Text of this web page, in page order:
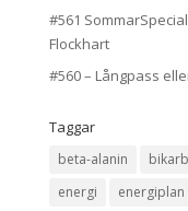
#561
Flockhart
#560 – Långpass
Taggar
beta-alanin
energi
energiplan